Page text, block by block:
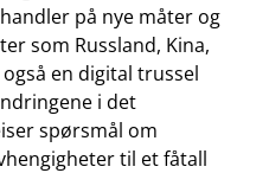
på nye måter og
som Russland, Kina,
en digital trussel
i det
spørsmål om
til et fåtall